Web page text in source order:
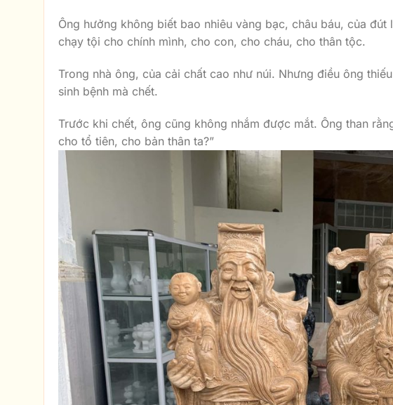
Ông hưởng không biết bao nhiêu vàng bạc, châu báu, của
chạy tội cho chính mình, cho con, cho cháu, cho thân tộc.
Trong nhà ông, của cải chất cao như núi. Nhưng điều ông
sinh bệnh mà chết.
Trước khi chết, ông cũng không nhắm được mắt. Ông than
cho tổ tiên, cho bản thân ta?”